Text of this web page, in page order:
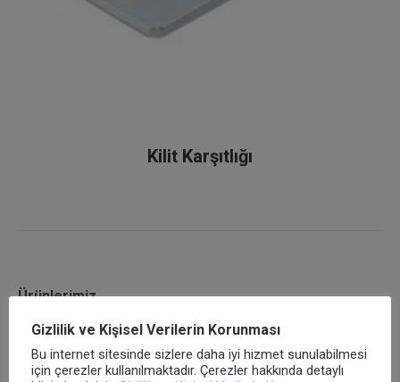
Kilit Karşıtlığı
Ürünlerimiz
Ana Sayfa
Kurumsal
Gizlilik ve Kişisel Verilerin Korunması
Bu internet sitesinde sizlere daha iyi hizmet sunulabilmesi
için çerezler kullanılmaktadır. Çerezler hakkında detaylı